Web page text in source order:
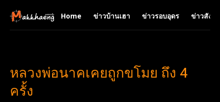
Home ข่าวบ้านเฮา ข่าวรอบอุดร ข่าวสังค
หลวงพ่อนาคเคยถูกขโมย ถึง 4
ครั้ง